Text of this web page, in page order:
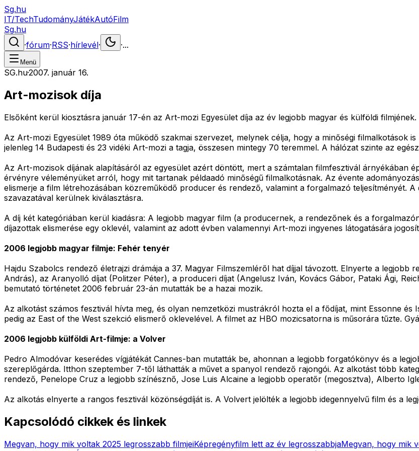
Sg.hu
IT/TechTudományJátékAutóFilm
Sg.hu
·fórum·RSS·hírlevél· ·...
Menü
SG.hu·2007. január 16.
Art-mozisok díja
Elsőként kerül kiosztásra január 17-én az Art-mozi Egyesület díja az év legjobb magyar és külföldi
Az Art-mozi Egyesület 1989 óta működő szakmai szervezet, melynek célja, hogy a minőségi filmalkotások
jelenleg 14 Budapesti és 23 vidéki Art-mozi a tagja, összesen mintegy 70 teremmel. A hálózat szinte az
Az Art-mozisok díjának alapításáról az egyesület azért döntött, mert a számtalan filmfesztivál árnyékában
érvényre véleményüket arról, hogy mit tartanak példaadó minőségű filmalkotásnak. Az évente
elismerje a film létrehozásában közreműködő producer és rendező, valamint a forgalmazó teljesítményét.
szavazatával kerülnek kiválasztásra.
A díj két kategóriában kerül kiadásra: A legjobb magyar film (a producernek, a rendezőnek és a
díjazottak elismerése egy oklevél, valamint az adott évben valamennyi Art-mozi ingyenes látogatására
2006 legjobb magyar filmje: Fehér tenyér
Hajdu Szabolcs rendező életrajzi drámája a 37. Magyar Filmszemléről hat díjjal távozott. Elnyerte a legjobb
András), az Aranyolló díjat (Politzer Péter), a produceri díjat (Angelusz Iván, Kovács Gábor, Pataki Ági,
bemutató történetet 2006 február 23-án mutatták be a hazai mozik.
Az alkotást számos fesztivál hívta meg, és olyan nemzetközi mustrákról hozta el a fődíjat, mint Essonne
pedig az East of the West szekció elismerő oklevelével. A filmet az HBO mozicsatorna is műsorára tűzte.
2006 legjobb külföldi Art-filmje: a Volver
Pedro Almodóvar keserédes vígjátékát Cannes-ban mutatták be, ahonnan a legjobb forgatókönyv és a
szereplőgárda. Itthon szeptember 7-től láthatták a művet a spanyol rendező rajongói. Az alkotást több
rendező, Penelope Cruz a legjobb színésznő, Jose Luis Alcaine a legjobb operatőr (megosztva), Alberto
Az alkotás elnyerte a rangos fesztivál közönségdíját is. A Volvert jelölték a legjobb idegennyelvű film és a
Kapcsolódó cikkek és linkek
Megvan, hogy mik voltak 2025 legrosszabb filmjeiKépregényfilm lett az év legrosszabbjaMegvan, hogy mik